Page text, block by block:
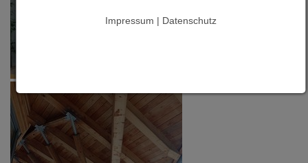
Impressum | Datenschutz